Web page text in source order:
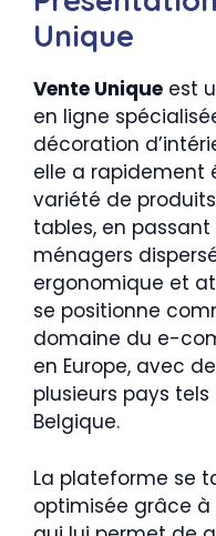
Unique
Vente Unique est
en ligne
décoration
elle a rapidement
variété de
tables, en
ménagers
ergonomique et
se positionne
domaine du e-
en Europe, avec
plusieurs pays
Belgique.
La plateforme se
optimisée grâce à